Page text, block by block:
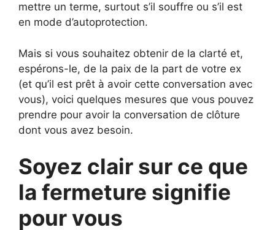
mettre un terme, surtout s’il souffre ou s’il est
en mode d’autoprotection.
Mais si vous souhaitez obtenir de la clarté et,
espérons-le, de la paix de la part de votre ex
(et qu’il est prêt à avoir cette conversation avec
vous), voici quelques mesures que vous pouvez
prendre pour avoir la conversation de clôture
dont vous avez besoin.
Soyez clair sur ce que
la fermeture signifie
pour vous